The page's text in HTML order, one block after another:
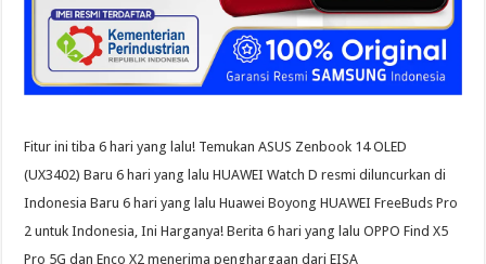
Fitur ini tiba 6 hari yang lalu! Temukan ASUS Zenbook 14 OLED
(UX3402) Baru 6 hari yang lalu HUAWEI Watch D resmi diluncurkan di
Indonesia Baru 6 hari yang lalu Huawei Boyong HUAWEI FreeBuds Pro
2 untuk Indonesia, Ini Harganya! Berita 6 hari yang lalu OPPO Find X5
Pro 5G dan Enco X2 menerima penghargaan dari EISA